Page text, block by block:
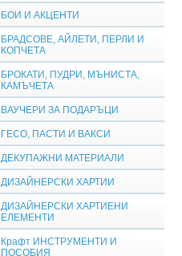
БОИ И АКЦЕНТИ
БРАДСОВЕ, АЙЛЕТИ, ПЕРЛИ И
КОПЧЕТА
БРОКАТИ, ПУДРИ, МЪНИСТА,
КАМЪЧЕТА
ВАУЧЕРИ ЗА ПОДАРЪЦИ
ГЕСО, ПАСТИ И ВАКСИ
ДЕКУПАЖНИ МАТЕРИАЛИ
ДИЗАЙНЕРСКИ ХАРТИИ
ДИЗАЙНЕРСКИ ХАРТИЕНИ
ЕЛЕМЕНТИ
Крафт ИНСТРУМЕНТИ И
ПОСОБИЯ